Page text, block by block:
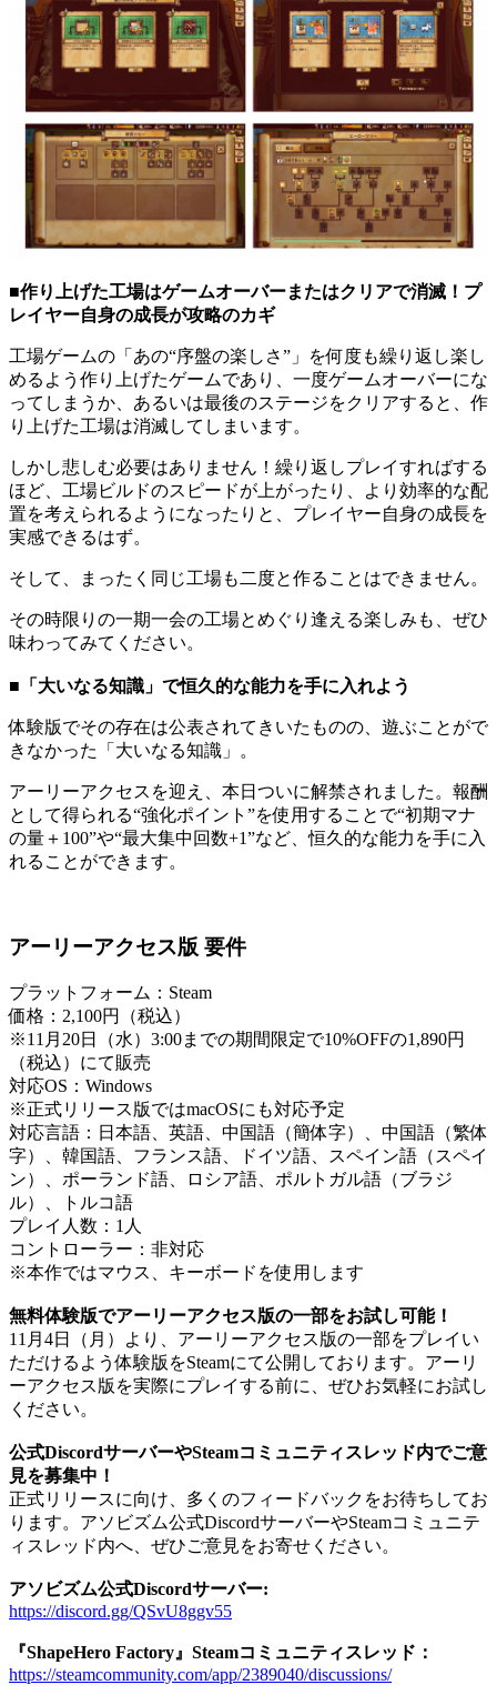
■作り上げた工場はゲームオーバーまたはクリアで消滅！プ
レイヤー自身の成長が攻略のカギ
工場ゲームの「あの“序盤の楽しさ”」を何度も繰り返し楽し
めるよう作り上げたゲームであり、一度ゲームオーバーにな
ってしまうか、あるいは最後のステージをクリアすると、作
り上げた工場は消滅してしまいます。
しかし悲しむ必要はありません！繰り返しプレイすればする
ほど、工場ビルドのスピードが上がったり、より効率的な配
置を考えられるようになったりと、プレイヤー自身の成長を
実感できるはず。
そして、まったく同じ工場も二度と作ることはできません。
その時限りの一期一会の工場とめぐり逢える楽しみも、ぜひ
味わってみてください。
■「大いなる知識」で恒久的な能力を手に入れよう
体験版でその存在は公表されてきいたものの、遊ぶことがで
きなかった「大いなる知識」。
アーリーアクセスを迎え、本日ついに解禁されました。報酬
として得られる“強化ポイント”を使用することで“初期マナ
の量＋100”や“最大集中回数+1”など、恒久的な能力を手に入
れることができます。
アーリーアクセス版 要件
プラットフォーム：Steam
価格：2,100円（税込）
※11月20日（水）3:00までの期間限定で10%OFFの1,890円
（税込）にて販売
対応OS：Windows
※正式リリース版ではmacOSにも対応予定
対応言語：日本語、英語、中国語（簡体字）、中国語（繁体
字）、韓国語、フランス語、ドイツ語、スペイン語（スペイ
ン）、ポーランド語、ロシア語、ポルトガル語（ブラジ
ル）、トルコ語
プレイ人数：1人
コントローラー：非対応
※本作ではマウス、キーボードを使用します
無料体験版でアーリーアクセス版の一部をお試し可能！
11月4日（月）より、アーリーアクセス版の一部をプレイい
ただけるよう体験版をSteamにて公開しております。アーリ
ーアクセス版を実際にプレイする前に、ぜひお気軽にお試し
ください。
公式DiscordサーバーやSteamコミュニティスレッド内でご意
見を募集中！
正式リリースに向け、多くのフィードバックをお待ちしてお
ります。アソビズム公式DiscordサーバーやSteamコミュニテ
ィスレッド内へ、ぜひご意見をお寄せください。
アソビズム公式Discordサーバー:
https://discord.gg/QSvU8ggv55
『ShapeHero Factory』Steamコミュニティスレッド：
https://steamcommunity.com/app/2389040/discussions/